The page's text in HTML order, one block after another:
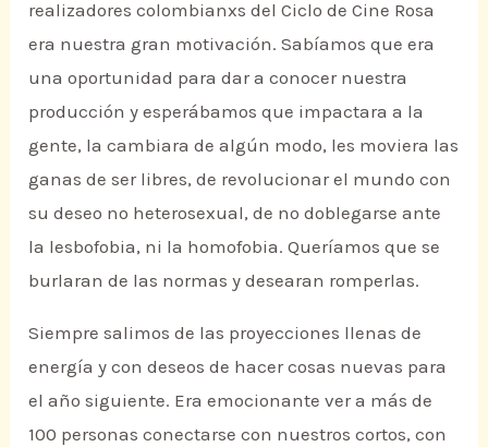
realizadores colombianxs del Ciclo de Cine Rosa
era nuestra gran motivación. Sabíamos que era
una oportunidad para dar a conocer nuestra
producción y esperábamos que impactara a la
gente, la cambiara de algún modo, les moviera las
ganas de ser libres, de revolucionar el mundo con
su deseo no heterosexual, de no doblegarse ante
la lesbofobia, ni la homofobia. Queríamos que se
burlaran de las normas y desearan romperlas.
Siempre salimos de las proyecciones llenas de
energía y con deseos de hacer cosas nuevas para
el año siguiente. Era emocionante ver a más de
100 personas conectarse con nuestros cortos, con